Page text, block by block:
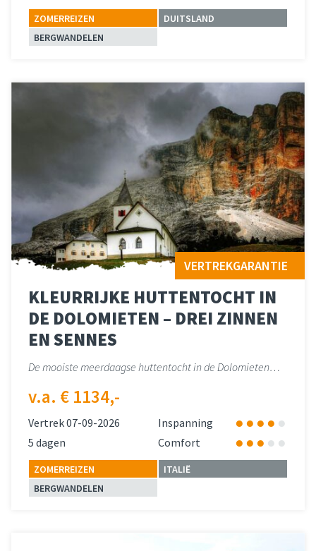
ZOMERREIZEN
DUITSLAND
BERGWANDELEN
KLEURRIJKE HUTTENTOCHT IN
DE DOLOMIETEN – DREI ZINNEN
EN SENNES
VERTREKGARANTIE
De mooiste meerdaagse huttentocht in de Dolomieten…
v.a. € 1134,-
Vertrek 07-09-2026
Inspanning
5 dagen
Comfort
ZOMERREIZEN
ITALIË
BERGWANDELEN